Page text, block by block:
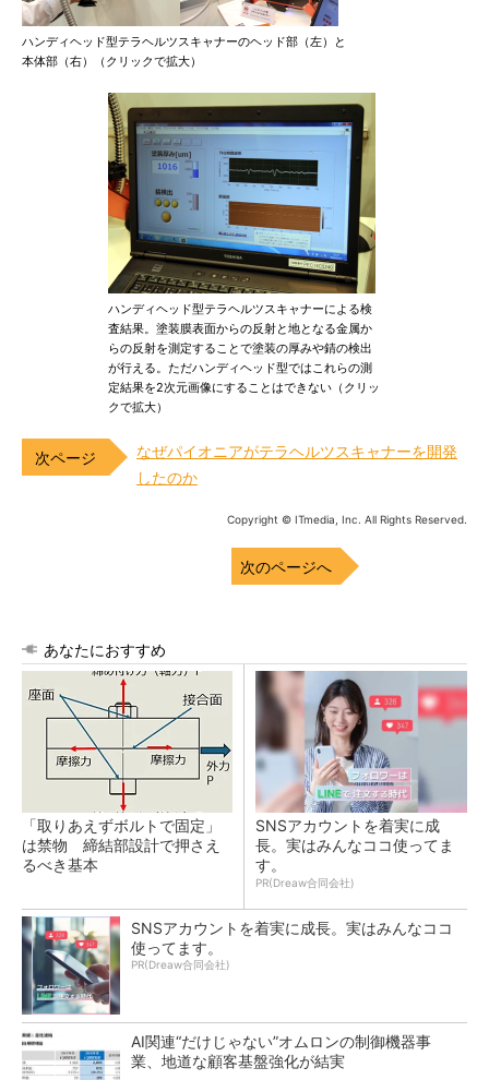
ハンディヘッド型テラヘルツスキャナーのヘッド部（左）と
本体部（右）（クリックで拡大）
ハンディヘッド型テラヘルツスキャナーによる検
査結果。塗装膜表面からの反射と地となる金属か
らの反射を測定することで塗装の厚みや錆の検出
が行える。ただハンディヘッド型ではこれらの測
定結果を2次元画像にすることはできない（クリッ
クで拡大）
なぜパイオニアがテラヘルツスキャナーを開発
したのか
Copyright © ITmedia, Inc. All Rights Reserved.
次のページへ
あなたにおすすめ
「取りあえずボルトで固定」
は禁物 締結部設計で押さえ
るべき基本
SNSアカウントを着実に成
長。実はみんなココ使ってま
す。
PR(Dreaw合同会社)
SNSアカウントを着実に成長。実はみんなココ
使ってます。
PR(Dreaw合同会社)
AI関連“だけじゃない”オムロンの制御機器事
業、地道な顧客基盤強化が結実